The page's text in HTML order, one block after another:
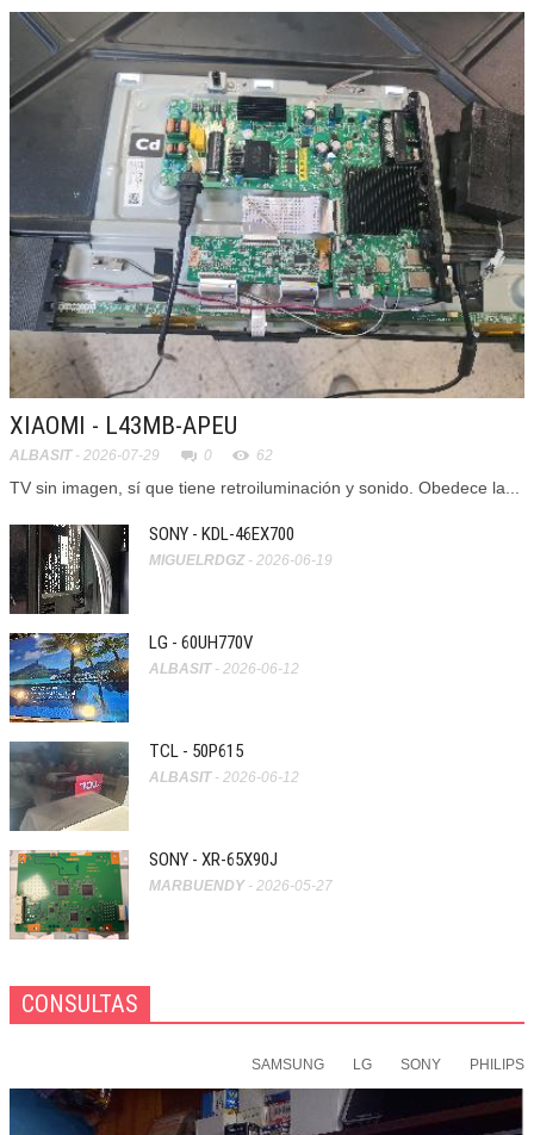
XIAOMI - L43MB-APEU
ALBASIT- 2026-07-29 0 62
TV sin imagen, sí que tiene retroiluminación y sonido. Obedece la...
SONY - KDL-46EX700
MIGUELRDGZ- 2026-06-19
LG - 60UH770V
ALBASIT- 2026-06-12
TCL - 50P615
ALBASIT- 2026-06-12
SONY - XR-65X90J
MARBUENDY- 2026-05-27
CONSULTAS
SAMSUNG LG SONY PHILIPS